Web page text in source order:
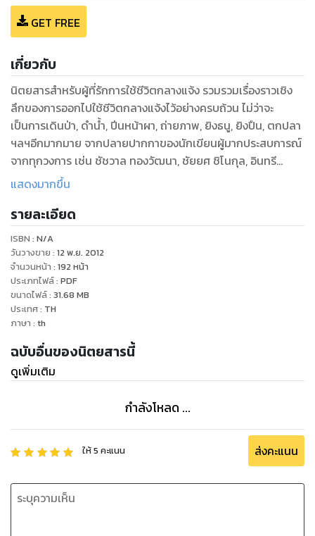
GET FREE
เกี่ยวกับ
นิตยสารสำหรับผู้ที่รักการใช้ชีวิตกลางแจ้ง รวมรวมเรื่องราวเชิง
ลึกของการออกไปใช้ชีวิตกลางแจ้งไว้อย่างครบถ้วน ไม่ว่าจะ
เป็นการเดินป่า, ดำน้ำ, ปีนหน้าผา, ถ่ายภาพ, ยิงธนู, ยิงปืน, ตกปลา
ฯลฯอีกมากมาย จากปลายปากกาของนักเขียนผู้มากประสบการณ์
จากทุกวงการ เช่น ชัชวาล ทองวัฒนา, ชัยยศ ชิโนกุล,​ อินทรี
อันดามัน,​พิชญ์ จุลศิริ, นัท สุมนเตมีย์,​ บารมี เต็มบุญเกียรติ,​ ปิยะ
แสดงมากขึ้น
รายละเอียด
ISBN : N/A
วันวางขาย : 12 พ.ย. 2012
จำนวนหน้า : 192 หน้า
ประเภทไฟล์: PDF
ขนาดไฟล์: 31.68 MB
ประเทศ: TH
ภาษา : th
ฉบับอื่นของนิตยสารนี้
ดูเพิ่มเติม
กำลังโหลด ...
ให้5 คะแนน ส่งคะแนน